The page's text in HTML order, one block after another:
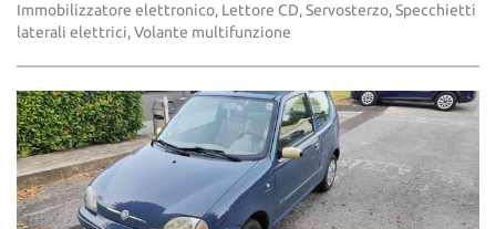
Immobilizzatore elettronico, Lettore CD, Servosterzo, Specchietti
laterali elettrici, Volante multifunzione